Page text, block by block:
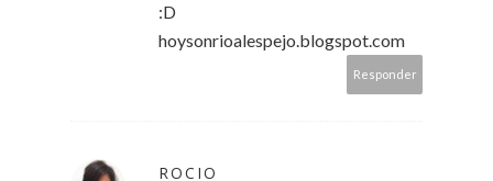
:D
hoysonrioalespejo.blogspot.com
Responder
ROCIO